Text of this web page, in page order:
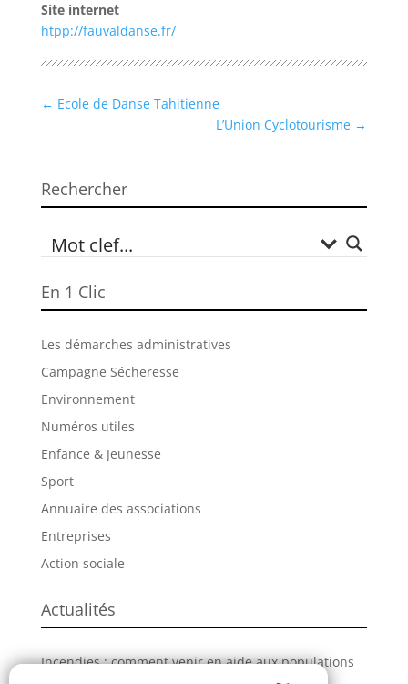
Site internet
htpp://fauvaldanse.fr/
← Ecole de Danse Tahitienne
L’Union Cyclotourisme →
Rechercher
En 1 Clic
Les démarches administratives
Campagne Sécheresse
Environnement
Numéros utiles
Enfance & Jeunesse
Sport
Annuaire des associations
Entreprises
Action sociale
Actualités
Incendies : comment venir en aide aux populations